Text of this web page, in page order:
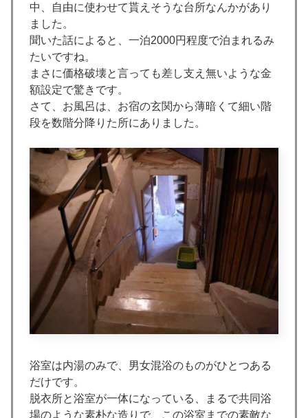
中、自由に使わせて貰えそうな台所なんかがあり
ました。
聞いた話によると、一泊2000円程度で泊まれるみ
たいですね。
まさに価格破壊と言っても差し支え無いような金
額設定で驚きです。
さて、お風呂は、お宿の玄関から薄暗くて細い階
段を数階分降りた所にありました。
浴室は内湯のみで、男女混浴のものがひとつある
だけです。
脱衣所と浴室が一体になっている、まるで共同浴
場のような素朴な造りで、この浴室までの素敵な